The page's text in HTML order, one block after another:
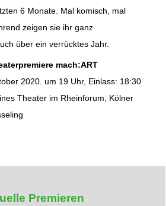
6 Monate. Mal komisch, mal
zeigen sie ihr ganz
über ein verrücktes Jahr.
mach:ART
2020. um 19 Uhr, Einlass: 18:30
Theater im Rheinforum, Kölner
Premieren